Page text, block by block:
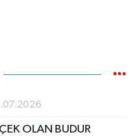
OLAN BUDUR